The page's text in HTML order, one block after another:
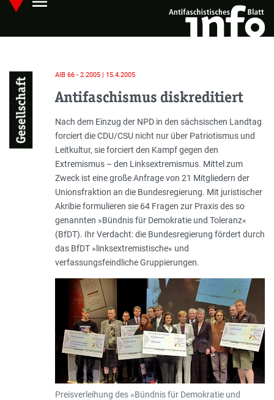
Skip
main
Hauptmenü öffnen
Gesellschaft
AIB 66 - 2.2005 | 15.4.2005
Antifaschismus diskreditiert
Einleitung
Nach dem Einzug der NPD in den sächsischen Landtag
forciert die CDU/CSU nicht nur über Patriotismus und
Leitkultur, sie forciert den Kampf gegen den
Extremismus – den Linksextremismus. Mittel zum
Zweck ist eine große Anfrage von 21 Mitgliedern der
Unionsfraktion an die Bundesregierung. Mit juristischer
Akribie formulieren sie 64 Fragen zur Praxis des so
genannten »Bündnis für Demokratie und Toleranz«
(BfDT). Ihr Verdacht: die Bundesregierung fördert durch
das BfDT »linksextremistische« und
verfassungsfeindliche Gruppierungen.
Preisverleihung des »Bündnis für Demokratie und